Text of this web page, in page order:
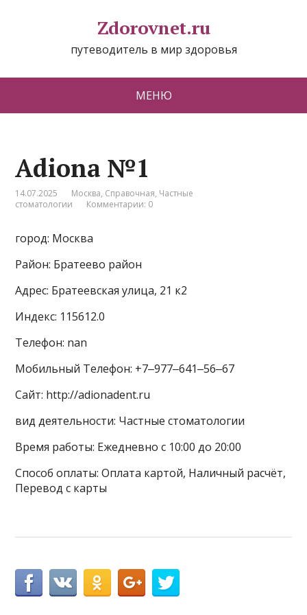
Zdorovnet.ru
путеводитель в мир здоровья
МЕНЮ
Adiona №1
14.07.2025 Москва, Справочная, Частные
стоматологии
Комментарии: 0
город: Москва
Район: Братеево район
Адрес: Братеевская улица, 21 к2
Индекс: 115612.0
Телефон: nan
Мобильный Телефон: +7‒977‒641‒56‒67
Сайт: http://adionadent.ru
вид деятельности: Частные стоматологии
Время работы: Ежедневно с 10:00 до 20:00
Способ оплаты: Оплата картой, Наличный расчёт,
Перевод с карты